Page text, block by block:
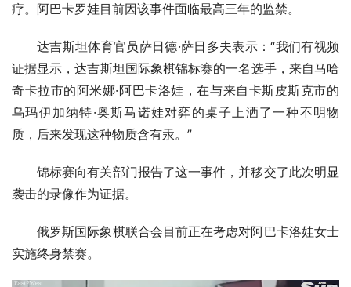
疗。阿巴卡罗娃目前因该事件面临最高三年的监禁。
达吉斯坦体育官员萨日德·萨日多夫表示：“我们有视频
证据显示，达吉斯坦国际象棋锦标赛的一名选手，来自马哈
奇卡拉市的阿米娜·阿巴卡洛娃，在与来自卡斯皮斯克市的
乌玛伊加纳特·奥斯马诺娃对弈的桌子上洒了一种不明物
质，后来发现这种物质含有汞。”
锦标赛向有关部门报告了这一事件，并移交了此次明显
袭击的录像作为证据。
俄罗斯国际象棋联合会目前正在考虑对阿巴卡洛娃女士
实施终身禁赛。